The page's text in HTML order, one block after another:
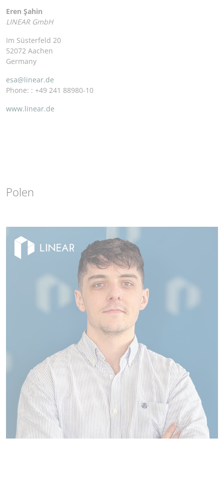
Eren Şahin
LINEAR GmbH
Im Süsterfeld 20
52072 Aachen
Germany
esa@linear.de
Phone: : +49 241 88980-10
www.linear.de
Polen